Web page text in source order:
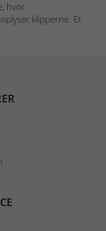
hvor
klipperne. Et